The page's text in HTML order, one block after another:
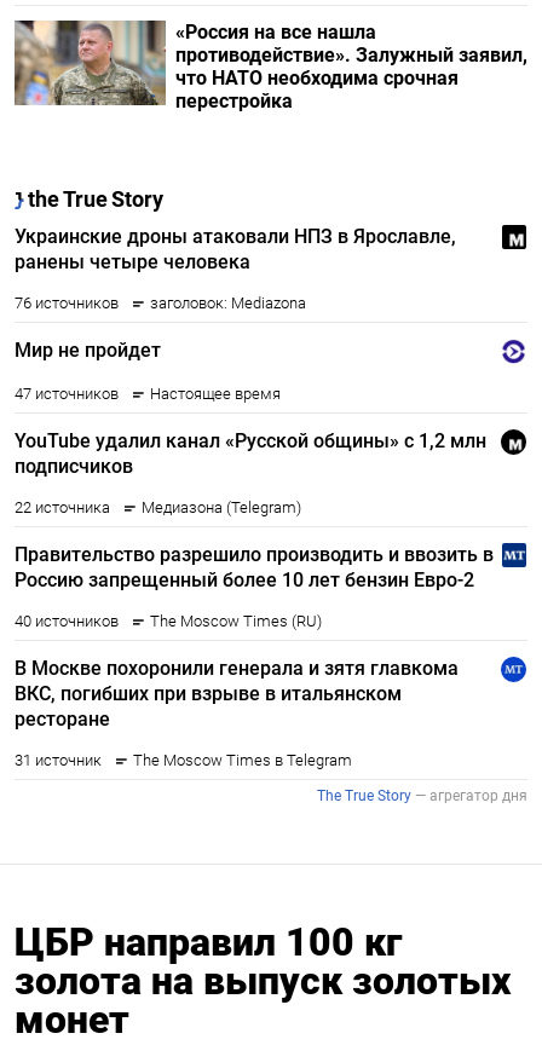
«Россия на все нашла
противодействие». Залужный заявил,
что НАТО необходима срочная
перестройка
ЦБР направил 100 кг
золота на выпуск золотых
монет